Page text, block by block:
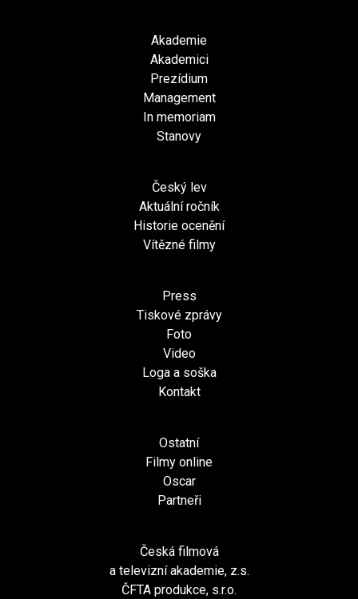
Akademie
Akademici
Prezídium
Management
In memoriam
Stanovy
Český lev
Aktuální ročník
Historie ocenění
Vítězné filmy
Press
Tiskové zprávy
Foto
Video
Loga a soška
Kontakt
Ostatní
Filmy online
Oscar
Partneři
Česká filmová
a televizní akademie, z.s.
ČFTA produkce, s.r.o.